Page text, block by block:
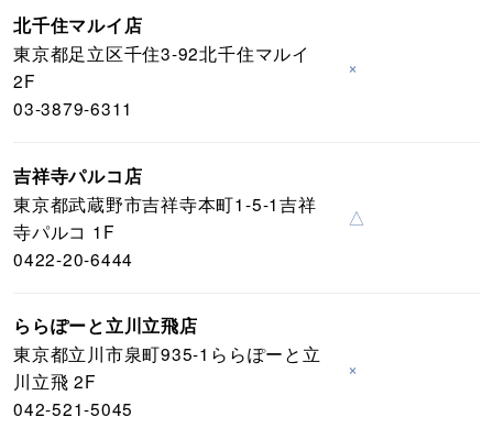
北千住マルイ店
東京都足立区千住3-92北千住マルイ
2F
03-3879-6311
×
吉祥寺パルコ店
東京都武蔵野市吉祥寺本町1-5-1吉祥
寺パルコ 1F
0422-20-6444
△
ららぽーと立川立飛店
東京都立川市泉町935-1ららぽーと立
川立飛 2F
042-521-5045
×